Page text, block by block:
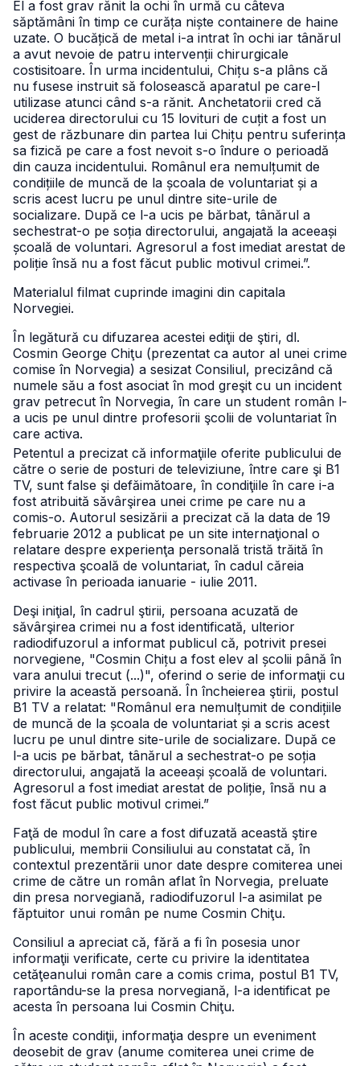
El a fost grav rănit la ochi în urmă cu câteva
săptămâni în timp ce curăța niște containere de haine
uzate. O bucățică de metal i-a intrat în ochi iar tânărul
a avut nevoie de patru intervenții chirurgicale
costisitoare. În urma incidentului, Chițu s-a plâns că
nu fusese instruit să folosească aparatul pe care-l
utilizase atunci când s-a rănit. Anchetatorii cred că
uciderea directorului cu 15 lovituri de cuțit a fost un
gest de răzbunare din partea lui Chițu pentru suferința
sa fizică pe care a fost nevoit s-o îndure o perioadă
din cauza incidentului. Românul era nemulțumit de
condițiile de muncă de la școala de voluntariat și a
scris acest lucru pe unul dintre site-urile de
socializare. După ce l-a ucis pe bărbat, tânărul a
sechestrat-o pe soția directorului, angajată la aceeași
școală de voluntari. Agresorul a fost imediat arestat de
poliție însă nu a fost făcut public motivul crimei.”.
Materialul filmat cuprinde imagini din capitala
Norvegiei.
În legătură cu difuzarea acestei ediţii de ştiri, dl.
Cosmin George Chiţu (prezentat ca autor al unei crime
comise în Norvegia) a sesizat Consiliul, precizând că
numele său a fost asociat în mod greşit cu un incident
grav petrecut în Norvegia, în care un student român l-
a ucis pe unul dintre profesorii şcolii de voluntariat în
care activa.
Petentul a precizat că informaţiile oferite publicului de
către o serie de posturi de televiziune, între care şi B1
TV, sunt false şi defăimătoare, în condiţiile în care i-a
fost atribuită săvârşirea unei crime pe care nu a
comis-o. Autorul sesizării a precizat că la data de 19
februarie 2012 a publicat pe un site internaţional o
relatare despre experienţa personală tristă trăită în
respectiva şcoală de voluntariat, în cadul căreia
activase în perioada ianuarie - iulie 2011.
Deşi iniţial, în cadrul ştirii, persoana acuzată de
săvârşirea crimei nu a fost identificată, ulterior
radiodifuzorul a informat publicul că, potrivit presei
norvegiene, "Cosmin Chițu a fost elev al școlii până în
vara anului trecut (...)", oferind o serie de informaţii cu
privire la această persoană. În încheierea ştirii, postul
B1 TV a relatat: "Românul era nemulțumit de condițiile
de muncă de la școala de voluntariat și a scris acest
lucru pe unul dintre site-urile de socializare. După ce
l-a ucis pe bărbat, tânărul a sechestrat-o pe soția
directorului, angajată la aceeași școală de voluntari.
Agresorul a fost imediat arestat de poliție, însă nu a
fost făcut public motivul crimei.”
Faţă de modul în care a fost difuzată această ştire
publicului, membrii Consiliului au constatat că, în
contextul prezentării unor date despre comiterea unei
crime de către un român aflat în Norvegia, preluate
din presa norvegiană, radiodifuzorul l-a asimilat pe
făptuitor unui român pe nume Cosmin Chiţu.
Consiliul a apreciat că, fără a fi în posesia unor
informaţii verificate, certe cu privire la identitatea
cetăţeanului român care a comis crima, postul B1 TV,
raportându-se la presa norvegiană, l-a identificat pe
acesta în persoana lui Cosmin Chiţu.
În aceste condiţii, informaţia despre un eveniment
deosebit de grav (anume comiterea unei crime de